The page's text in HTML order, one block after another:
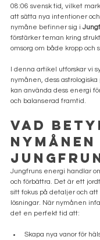
08:06 svensk tid, vilket
att sätta nya intentioner
nymåne befinner sig i
förstärker teman kring
omsorg om både kropp och
I denna artikel utforskar vi
nymånen, dess
kan använda dess energi
och balanserad framtid.
Vad
nymånen
Jungfruns energi handlar
och förbättra. Det är ett
sitt fokus på detaljer och att
lösningar. När nymånen
det en perfekt tid att:
Skapa nya vanor för